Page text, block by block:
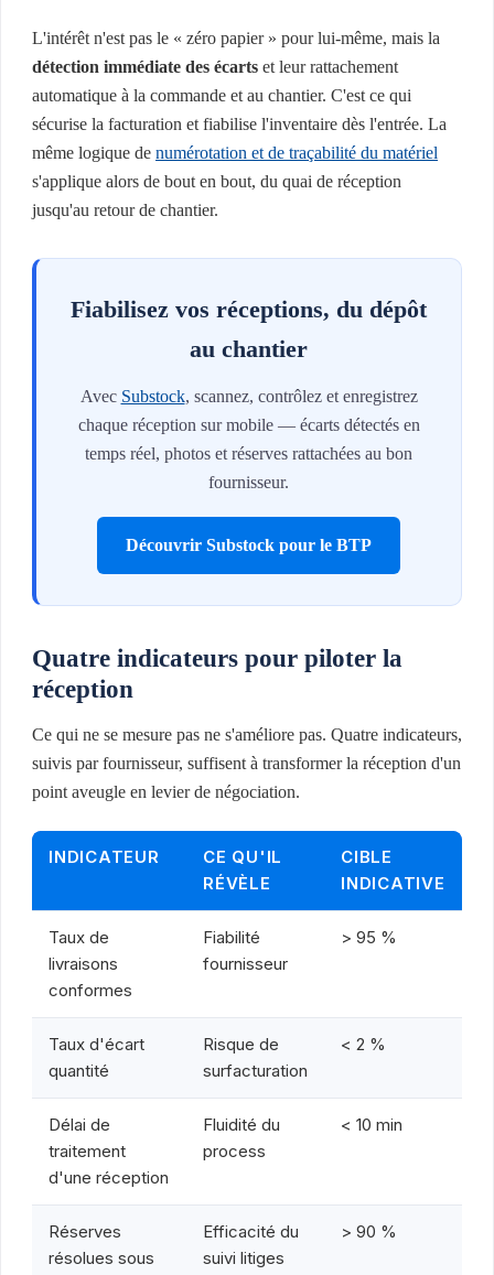
L'intérêt n'est pas le « zéro papier » pour lui-même, mais la
détection immédiate des écarts et leur rattachement
automatique à la commande et au chantier. C'est ce qui
sécurise la facturation et fiabilise l'inventaire dès l'entrée. La
même logique de numérotation et de traçabilité du matériel
s'applique alors de bout en bout, du quai de réception
jusqu'au retour de chantier.
Fiabilisez vos réceptions, du dépôt
au chantier
Avec Substock, scannez, contrôlez et enregistrez
chaque réception sur mobile — écarts détectés en
temps réel, photos et réserves rattachées au bon
fournisseur.
Découvrir Substock pour le BTP
Quatre indicateurs pour piloter la
réception
Ce qui ne se mesure pas ne s'améliore pas. Quatre indicateurs,
suivis par fournisseur, suffisent à transformer la réception d'un
point aveugle en levier de négociation.
INDICATEUR
CE QU'IL
RÉVÈLE
CIBLE
INDICATIVE
Taux de
livraisons
conformes
Fiabilité
fournisseur
> 95 %
Taux d'écart
quantité
Risque de
surfacturation
< 2 %
Délai de
traitement
d'une réception
Fluidité du
process
< 10 min
Réserves
résolues sous
Efficacité du
suivi litiges
> 90 %